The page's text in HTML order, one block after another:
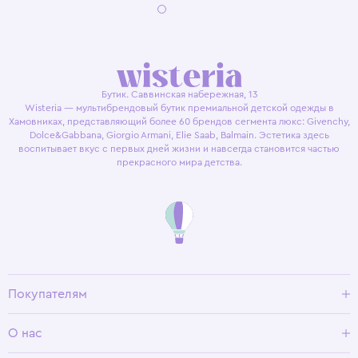
Бутик. Саввинская набережная, 13
Wisteria — мультибрендовый бутик премиальной детской одежды в
Хамовниках, представляющий более 60 брендов сегмента люкс: Givenchy,
Dolce&Gabbana, Giorgio Armani, Elie Saab, Balmain. Эстетика здесь
воспитывает вкус с первых дней жизни и навсегда становится частью
прекрасного мира детства.
Покупателям
Условия возврата
О нас